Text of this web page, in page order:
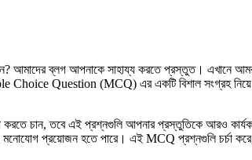
আমাদের ব্লগ আপনাকে সাহায্য করতে প্রস্তুত।
Choice Question (MCQ) এর একটি বিশাল সংগ্রহ
করতে চান, তবে এই প্রশ্নগুলি আপনার প্রস্তুতিকে আরও
মনোযোগ প্রয়োজন হতে পারে। এই MCQ প্রশ্নগুলি চর্চা